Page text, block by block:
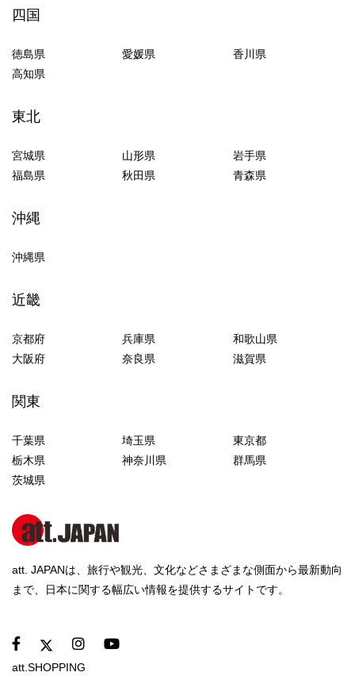
四国
徳島県 愛媛県
香川県
高知県
東北
宮城県 山形県
岩手県
福島県
秋田県 青森県
沖縄
沖縄県
近畿
京都府 兵庫県
和歌山県
大阪府
奈良県 滋賀県
関東
千葉県 埼玉県
東京都
栃木県
神奈川県
群馬県
茨城県
att. JAPANは、旅行や観光、文化などさまざまな側面から最新動向
まで、日本に関する幅広い情報を提供するサイトです。
att.SHOPPING